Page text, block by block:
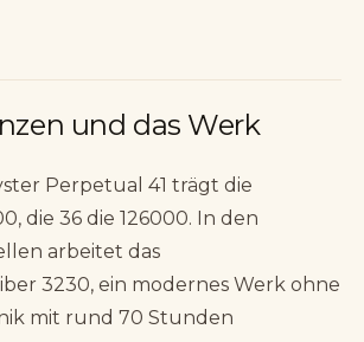
und das Werk
Perpetual 41 trägt die
die 36 die 126000. In den
arbeitet das
3230, ein modernes Werk ohne
mit rund 70 Stunden